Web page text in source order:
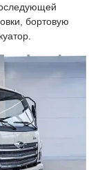
бортовую